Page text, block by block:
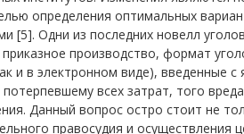
определения оптимальных
[5]. Одни из последних новелл
производство, формат
и в электронном виде), введенные с
всех затрат, того
Данный вопрос остро стоит не
правосудия и осуществления